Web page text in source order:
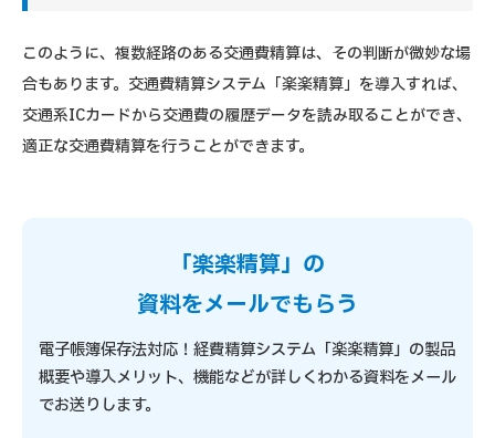
このように、複数経路のある交通費精算は、その判断が微妙な場
合もあります。交通費精算システム「楽楽精算」を導入すれば、
交通系ICカードから交通費の履歴データを読み取ることができ、
適正な交通費精算を行うことができます。
「楽楽精算」の
資料をメールでもらう
電子帳簿保存法対応！経費精算システム「楽楽精算」の製品
概要や導入メリット、機能などが詳しくわかる資料をメール
でお送りします。